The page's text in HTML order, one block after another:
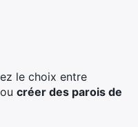
le choix entre
ou créer des parois de